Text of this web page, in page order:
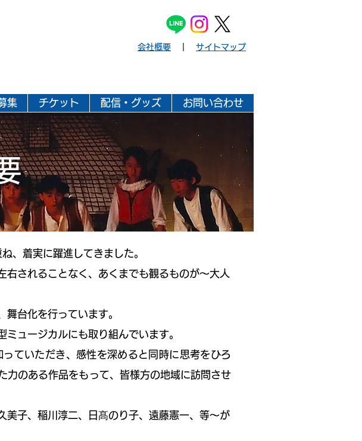
会社概要 サイトマップ
集 チケット 配信・グッズ お問い合わせ
、着実に躍進してきました。
されることなく、あくまでも観るものが〜大人
台化を行っています。
ュージカルにも取り組んでいます。
ていただき、感性を深めると同時に思考をひろ
力のある作品をもって、皆様方の地域に訪問させ
子、稲川淳二、日髙のり子、遠藤憲一、等〜が